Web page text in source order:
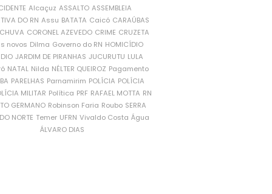
Alcaçuz ASSALTO ASSEMBLEIA
DO RN Assu BATATA Caicó CARAÚBAS
CORONEL AZEVEDO CRIME CRUZETA
novos Dilma Governo do RN HOMICÍDIO
JARDIM DE PIRANHAS JUCURUTU LULA
NATAL Nilda NÉLTER QUEIROZ Pagamento
PARELHAS Parnamirim POLÍCIA POLÍCIA
MILITAR Política PRF RAFAEL MOTTA RN
GERMANO Robinson Faria Roubo SERRA
NORTE Temer UFRN Vivaldo Costa Água
ÁLVARO DIAS